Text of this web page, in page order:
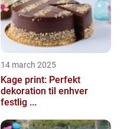
14 march 2025
Kage print: Perfekt
dekoration til enhver
festlig ...